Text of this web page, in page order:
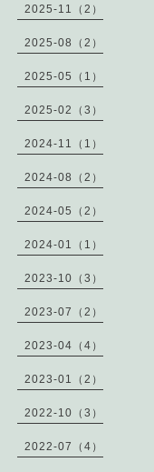
2025-11（2）
2025-08（2）
2025-05（1）
2025-02（3）
2024-11（1）
2024-08（2）
2024-05（2）
2024-01（1）
2023-10（3）
2023-07（2）
2023-04（4）
2023-01（2）
2022-10（3）
2022-07（4）